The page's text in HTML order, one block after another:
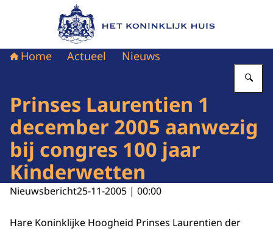
Naar de homepage van Het Koninklijk Huis
Home Actueel Nieuws
Prinses Laurentien 1
december 2005 aanwezig
bij congres 100 jaar
Kinderwetten
Nieuwsbericht25-11-2005 | 00:00
Hare Koninklijke Hoogheid Prinses Laurentien der